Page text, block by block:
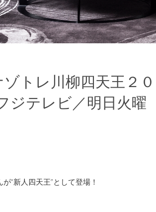
トレ川柳四天王２０
ジテレビ／明日火曜
“新人四天王”として登場！